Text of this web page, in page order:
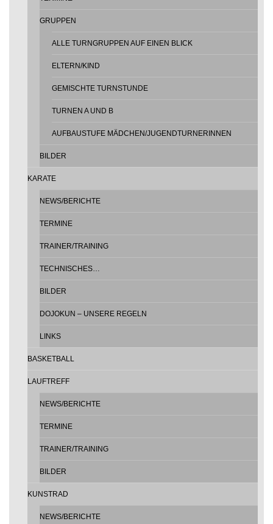
GRUPPEN
ALLE TURNGRUPPEN AUF EINEN BLICK
ELTERN/KIND
GEMISCHTE TURNSTUNDE
TURNEN A UND B
AUFBAUSTUFE MÄDCHEN/JUGENDTURNERINNEN
BILDER
KARATE
NEWS/BERICHTE
TERMINE
TRAINER/TRAINING
TECHNISCHES…
BILDER
DOJOKUN – UNSERE REGELN
LINKS
BASKETBALL
LAUFTREFF
NEWS/BERICHTE
TERMINE
TRAINER/TRAINING
BILDER
KUNSTRAD
NEWS/BERICHTE